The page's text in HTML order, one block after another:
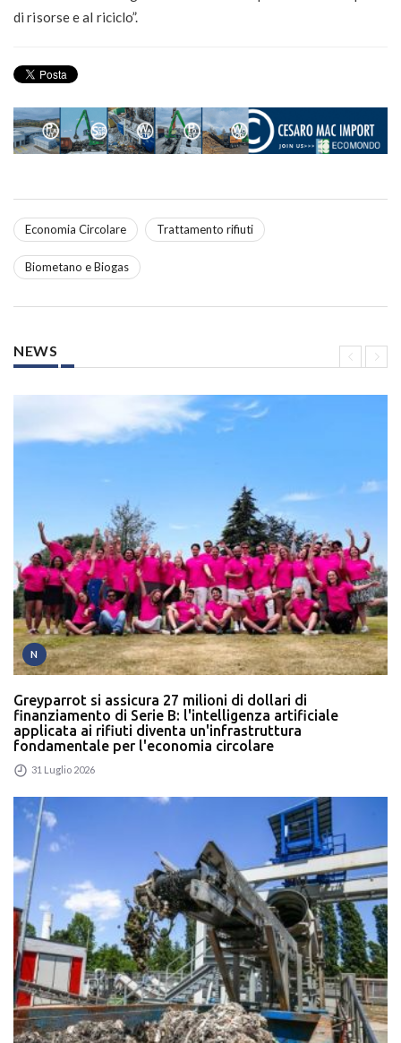
di risorse e al riciclo”.
Economia Circolare Trattamento rifiuti
Biometano e Biogas
NEWS
N
Greyparrot si assicura 27 milioni di dollari di
finanziamento di Serie B: l'intelligenza artificiale
applicata ai rifiuti diventa un'infrastruttura
fondamentale per l'economia circolare
31 Luglio 2026